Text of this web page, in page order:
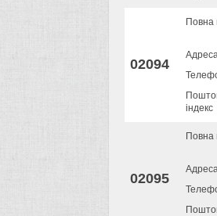
02094
Повна
індекс
02095
Повна